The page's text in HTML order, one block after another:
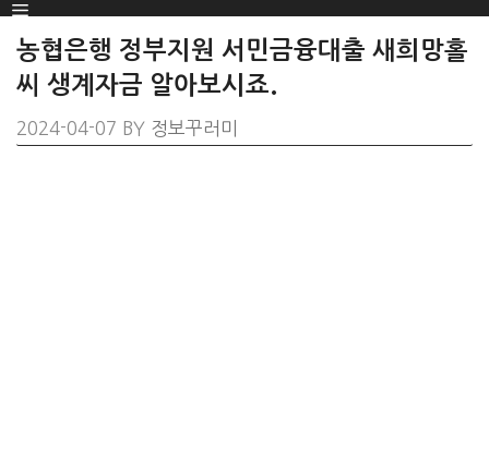
SKIP
TO
CONTENT
Menu
농협은행 정부지원 서민금융대출 새희망홀
씨 생계자금 알아보시죠.
2024-04-07 BY 정보꾸러미